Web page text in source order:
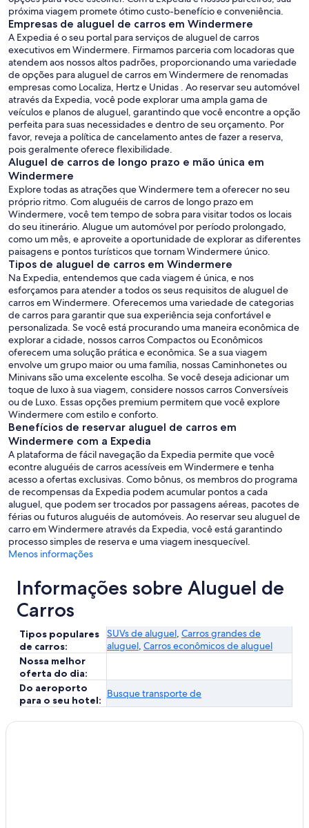
próxima viagem promete ótimo custo-benefício e conveniência.
Empresas de aluguel de carros em Windermere
A Expedia é o seu portal para serviços de aluguel de carros
executivos em Windermere. Firmamos parceria com locadoras que
atendem aos nossos altos padrões, proporcionando uma variedade
de opções para aluguel de carros em Windermere de renomadas
empresas como Localiza, Hertz e Unidas . Ao reservar seu automóvel
através da Expedia, você pode explorar uma ampla gama de
veículos e planos de aluguel, garantindo que você encontre a opção
perfeita para suas necessidades e dentro de seu orçamento. Por
favor, reveja a política de cancelamento antes de fazer a reserva,
pois geralmente oferece flexibilidade.
Aluguel de carros de longo prazo e mão única em
Windermere
Explore todas as atrações que Windermere tem a oferecer no seu
próprio ritmo. Com aluguéis de carros de longo prazo em
Windermere, você tem tempo de sobra para visitar todos os locais
do seu itinerário. Alugue um automóvel por período prolongado,
como um mês, e aproveite a oportunidade de explorar as diferentes
paisagens e pontos turísticos que tornam Windermere único.
Tipos de aluguel de carros em Windermere
Na Expedia, entendemos que cada viagem é única, e nos
esforçamos para atender a todos os seus requisitos de aluguel de
carros em Windermere. Oferecemos uma variedade de categorias
de carros para garantir que sua experiência seja confortável e
personalizada. Se você está procurando uma maneira econômica de
explorar a cidade, nossos carros Compactos ou Econômicos
oferecem uma solução prática e econômica. Se a sua viagem
envolve um grupo maior ou uma família, nossas Caminhonetes ou
Minivans são uma excelente escolha. Se você deseja adicionar um
toque de luxo à sua viagem, considere nossos carros Conversíveis
ou de Luxo. Essas opções premium permitem que você explore
Windermere com estilo e conforto.
Benefícios de reservar aluguel de carros em
Windermere com a Expedia
A plataforma de fácil navegação da Expedia permite que você
econtre aluguéis de carros acessíveis em Windermere e tenha
acesso a ofertas exclusivas. Como bônus, os membros do programa
de recompensas da Expedia podem acumular pontos a cada
aluguel, que podem ser trocados por passagens aéreas, pacotes de
férias ou futuros aluguéis de automóveis. Ao reservar seu aluguel de
carro em Windermere através da Expedia, você está garantindo
processo simples de reserva e uma viagem inesquecível.
Menos informações
Informações sobre Aluguel de
Carros
Tipos populares
de carros:
SUVs de aluguel, Carros grandes de
aluguel, Carros econômicos de aluguel
Nossa melhor
oferta do dia:
Do aeroporto
para o seu hotel:
Busque transporte de